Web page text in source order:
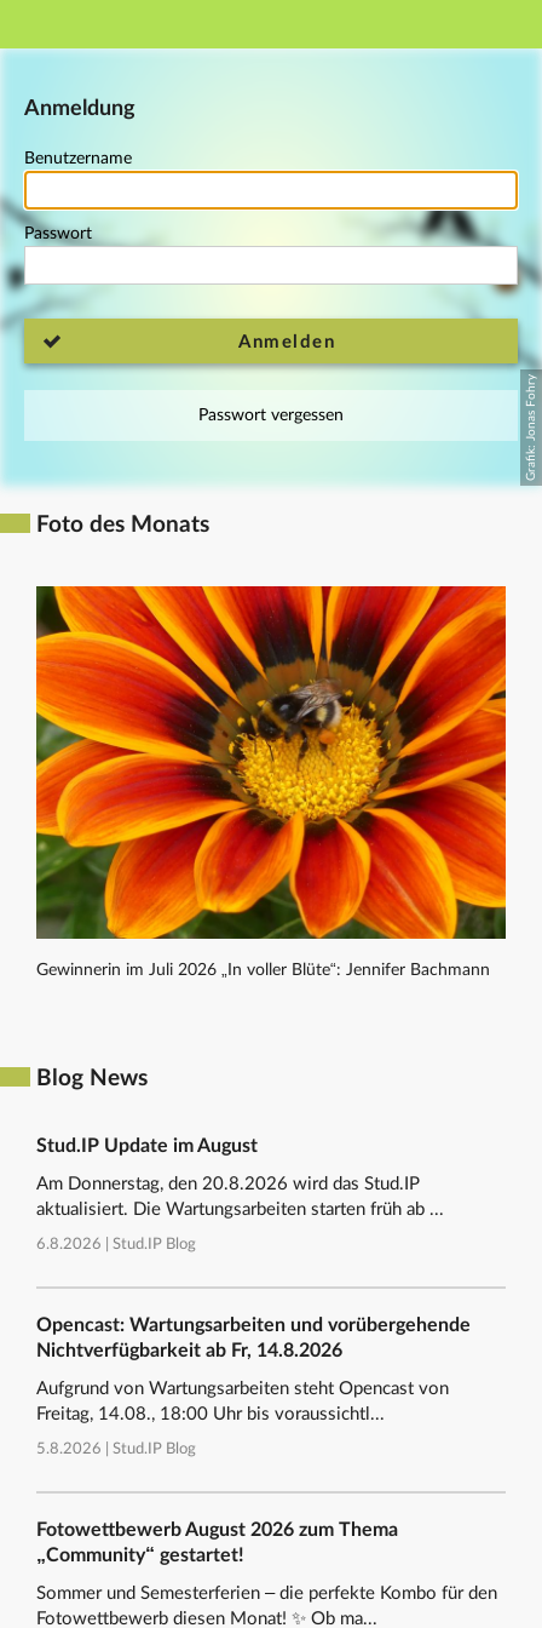
Hauptnavigation
Anmeldung
Benutzername
Passwort
Anmelden
Passwort vergessen
Foto des Monats
Gewinnerin im Juli 2026 „In voller Blüte“: Jennifer Bachmann
Blog News
Stud.IP Update im August
Am Donnerstag, den 20.8.2026 wird das Stud.IP
aktualisiert. Die Wartungsarbeiten starten früh ab ...
6.8.2026 | Stud.IP Blog
Opencast: Wartungsarbeiten und vorübergehende
Nichtverfügbarkeit ab Fr, 14.8.2026
Aufgrund von Wartungsarbeiten steht Opencast von
Freitag, 14.08., 18:00 Uhr bis voraussichtl...
5.8.2026 | Stud.IP Blog
Fotowettbewerb August 2026 zum Thema
„Community“ gestartet!
Sommer und Semesterferien – die perfekte Kombo für den
Fotowettbewerb diesen Monat! ✨ Ob ma...